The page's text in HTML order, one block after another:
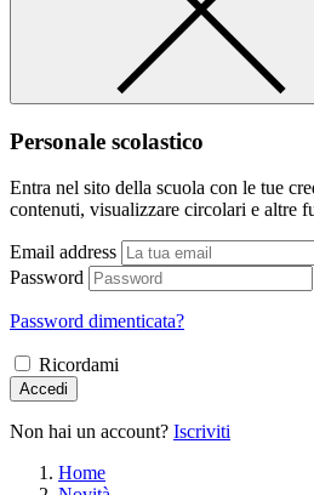
Personale scolastico
Entra nel sito della scuola con le tue
contenuti, visualizzare circolari e altre
Email address
Password
Password dimenticata?
Ricordami
Accedi
Non hai un account? Iscriviti
Home